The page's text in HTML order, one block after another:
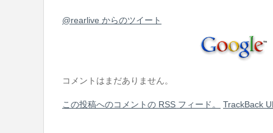
@rearlive からのツイート
コメントはまだありません。
この投稿へのコメントの RSS フィード。 TrackBack